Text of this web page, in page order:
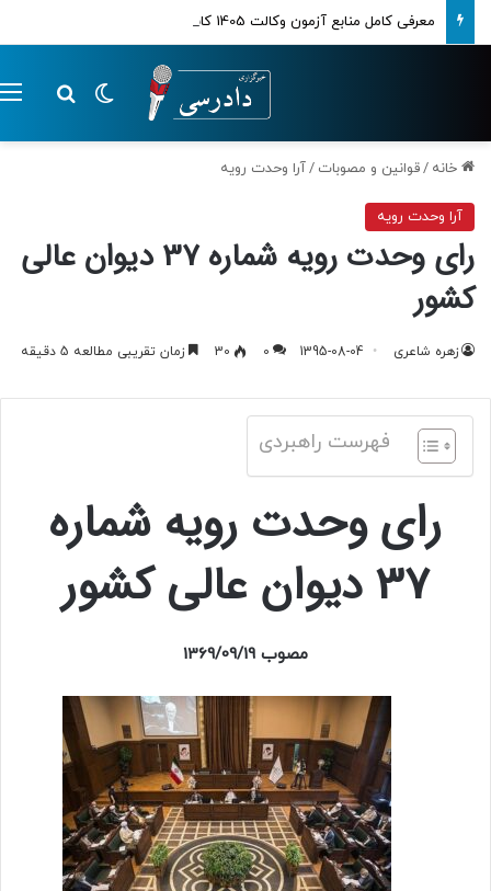
معرفی کامل منابع آزمون وکالت 1405 کانون‌های وکلای دادگستری
تغییر پوسته
خانه /قوانین و مصوبات /آرا وحدت رویه
آرا وحدت رویه
رای وحدت رویه شماره 37 دیوان عالی
کشور
زهره شاعری 1395-08-04
0
30 زمان تقریبی مطالعه 5 دقیقه
فهرست راهبردی
رای وحدت رویه شماره
37 دیوان عالی کشور
مصوب 1369/09/19